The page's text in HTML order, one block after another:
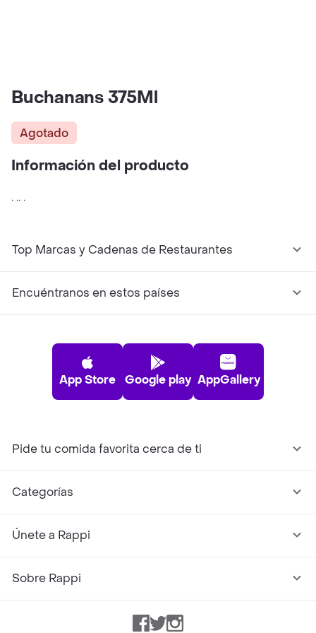
Buchanans 375Ml
Agotado
Información del producto
. .. .
Top Marcas y Cadenas de Restaurantes
Encuéntranos en estos países
App Store Google play AppGallery
Pide tu comida favorita cerca de ti
Categorías
Únete a Rappi
Sobre Rappi
Facebook
TwitterInstagram